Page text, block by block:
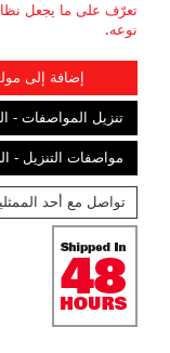
تعرّف على ما يجعل
نوعه.
إضافة إلى
تنزيل المواصفات -
مواصفات التنزيل -
تواصل مع أحد